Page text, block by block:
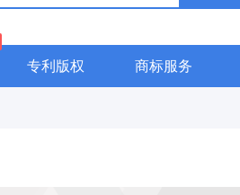
专利版权 商标服务